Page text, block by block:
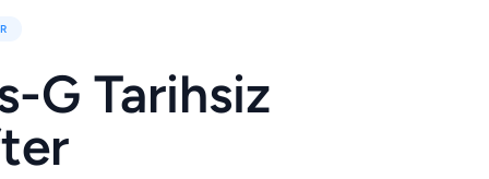
G Tarihsiz